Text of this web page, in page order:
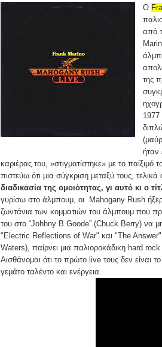
O
από
της
ήταν
καριέρας του, »στιγματίστηκε» με το
πιστεύω ότι μια σύγκριση μεταξύ τους, τελικά
διαδικασία της ομοιότητας, γι αυτό κι ο
γυρίσω στο άλμπουμ, οι Mahogany Rush
ζωντάνια των κομματιών του άλμπουμ που
του στο “Johhny B.Goode” (Chuck Berry) να
"Electric Reflections of War" και "The
Waters), παίρνει μια παλιοροκάδικη hard
Αισθάνομαι ότι το πρώτο live τους δεν είναι
γεμάτο ταλέντο και ενέργεια.